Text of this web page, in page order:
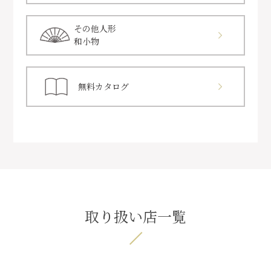
その他人形
和小物
無料カタログ
取り扱い店一覧